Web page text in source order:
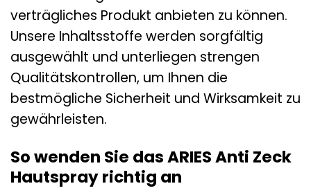
verträgliches Produkt anbieten zu können.
Unsere Inhaltsstoffe werden sorgfältig
ausgewählt und unterliegen strengen
Qualitätskontrollen, um Ihnen die
bestmögliche Sicherheit und Wirksamkeit zu
gewährleisten.
So wenden Sie das ARIES Anti Zeck
Hautspray richtig an